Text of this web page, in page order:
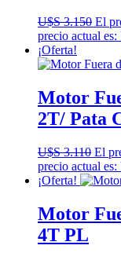
U$S3.150 El
precio actual
¡Oferta!
Motor
2T/ Pata
U$S3.110 El
precio actual
¡Oferta!
Motor
4T PL